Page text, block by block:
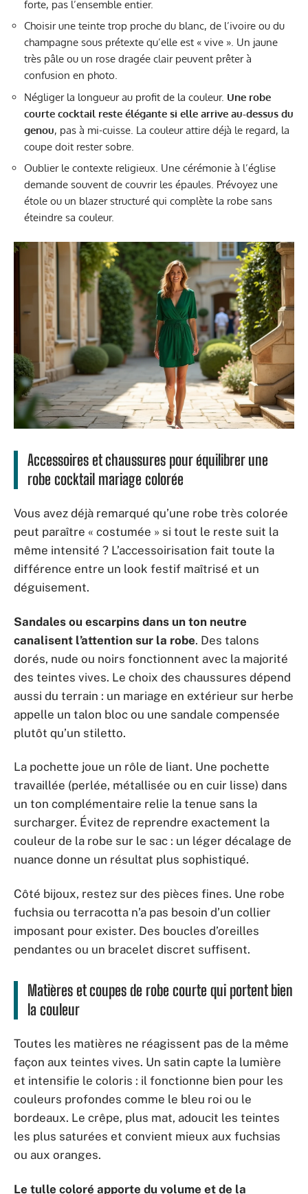
forte, pas l’ensemble entier.
Choisir une teinte trop proche du blanc, de l’ivoire ou du
champagne sous prétexte qu’elle est « vive ». Un jaune
très pâle ou un rose dragée clair peuvent prêter à
confusion en photo.
Négliger la longueur au profit de la couleur. Une robe
courte cocktail reste élégante si elle arrive au-dessus du
genou, pas à mi-cuisse. La couleur attire déjà le regard, la
coupe doit rester sobre.
Oublier le contexte religieux. Une cérémonie à l’église
demande souvent de couvrir les épaules. Prévoyez une
étole ou un blazer structuré qui complète la robe sans
éteindre sa couleur.
Accessoires et chaussures pour équilibrer une
robe cocktail mariage colorée
Vous avez déjà remarqué qu’une robe très colorée
peut paraître « costumée » si tout le reste suit la
même intensité ? L’accessoirisation fait toute la
différence entre un look festif maîtrisé et un
déguisement.
Sandales ou escarpins dans un ton neutre
canalisent l’attention sur la robe. Des talons
dorés, nude ou noirs fonctionnent avec la majorité
des teintes vives. Le choix des chaussures dépend
aussi du terrain : un mariage en extérieur sur herbe
appelle un talon bloc ou une sandale compensée
plutôt qu’un stiletto.
La pochette joue un rôle de liant. Une pochette
travaillée (perlée, métallisée ou en cuir lisse) dans
un ton complémentaire relie la tenue sans la
surcharger. Évitez de reprendre exactement la
couleur de la robe sur le sac : un léger décalage de
nuance donne un résultat plus sophistiqué.
Côté bijoux, restez sur des pièces fines. Une robe
fuchsia ou terracotta n’a pas besoin d’un collier
imposant pour exister. Des boucles d’oreilles
pendantes ou un bracelet discret suffisent.
Matières et coupes de robe courte qui portent bien
la couleur
Toutes les matières ne réagissent pas de la même
façon aux teintes vives. Un satin capte la lumière
et intensifie le coloris : il fonctionne bien pour les
couleurs profondes comme le bleu roi ou le
bordeaux. Le crêpe, plus mat, adoucit les teintes
les plus saturées et convient mieux aux fuchsias
ou aux oranges.
Le tulle coloré apporte du volume et de la